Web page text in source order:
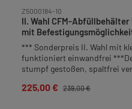
Z5000184-10
II. Wahl CFM-
mit
*** Sonderpreis II. Wahl mit
funktioniert einwandfrei
stumpf gestoßen, spaltfrei
Silikondichtung• Fallgriffe•
Verkaufspreis:
225,00 € Regulärer Preis:
239,00 €